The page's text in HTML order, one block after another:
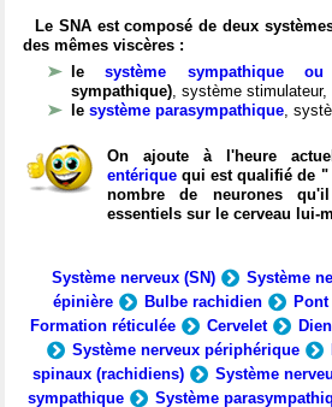
Le SNA est composé de deux
des mêmes viscères :
lesystème sympathique ou
sympathique), système stimulateur,
le système parasympathique,
On ajoute à l'heure
entérique qui est qualifié de "
nombre de neurones
essentiels sur le cerveau lui-
Système nerveux (SN) Système
épinière
Bulbe rachidien Pont
Formation réticulée
Cervelet
Système nerveux périphérique
spinaux (rachidiens)
Système
sympathique
Système